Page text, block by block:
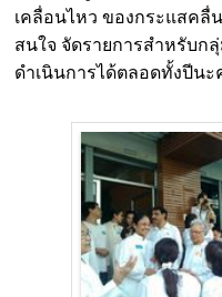
เคลื่อนไหว ของกระแสคลื่
สนใจ จัดรายการสำหรับก
ดำเนินการได้ตลอดทั้งปีนะ